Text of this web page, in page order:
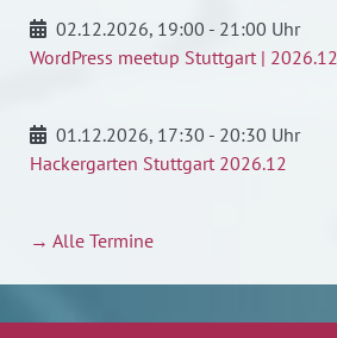
02.12.2026, 19:00 - 21:00 Uhr
WordPress meetup Stuttgart | 2026.12
01.12.2026, 17:30 - 20:30 Uhr
Hackergarten Stuttgart 2026.12
→ Alle Termine